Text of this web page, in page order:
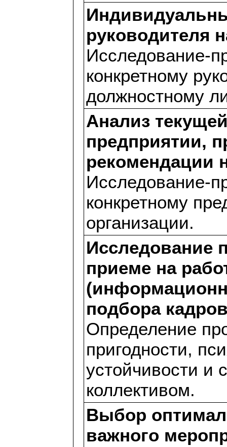
руководителя
Исследование-
конкретному
должностному
Анализ
предприятии,
рекомендации
Исследование-
конкретному
организации.
Исследование
приеме на
подбора
Определение
пригодности,
устойчивости и
коллективом.
Выбор
важного